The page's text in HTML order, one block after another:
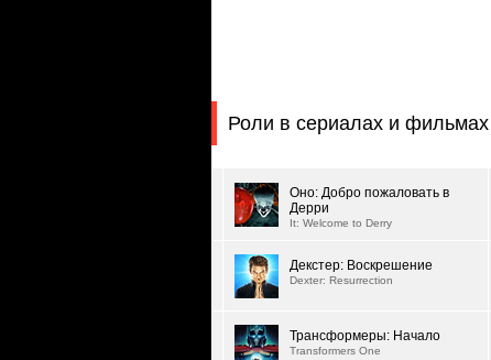
Роли в сериалах и фильмах
Оно: Добро пожаловать в
Дерри
It: Welcome to Derry
Декстер: Воскрешение
Dexter: Resurrection
Трансформеры: Начало
Transformers One